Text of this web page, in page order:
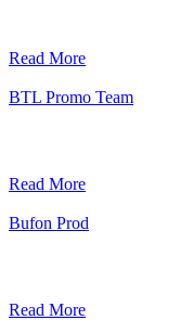
Read More
BTL Promo Team
Read More
Bufon Prod
Read More